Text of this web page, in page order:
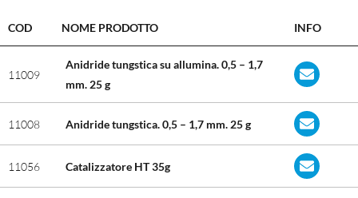
COD NOME PRODOTTO INFO
11009
Anidride tungstica su allumina. 0,5 – 1,7
mm. 25 g
11008 Anidride tungstica. 0,5 – 1,7 mm. 25 g
11056 Catalizzatore HT 35g